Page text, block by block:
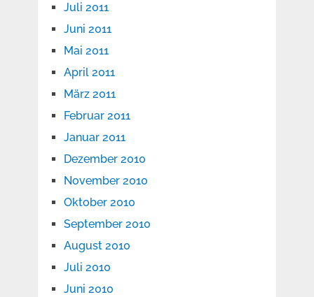
Juli 2011
Juni 2011
Mai 2011
April 2011
März 2011
Februar 2011
Januar 2011
Dezember 2010
November 2010
Oktober 2010
September 2010
August 2010
Juli 2010
Juni 2010